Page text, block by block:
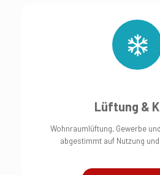
Lüftung &
Wohnraumlüftung, Gewerbe
abgestimmt auf Nutzung